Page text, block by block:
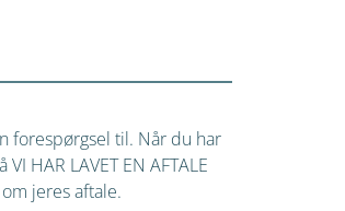
forespørgsel til. Når du har
HAR LAVET EN AFTALE
jeres aftale.